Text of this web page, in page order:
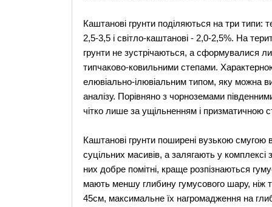
Каштанові грунти поділяються на три типи:
2,5-3,5 і світло-каштанові - 2,0-2,5%. На
грунти не зустрічаються, а сформувалися
типчаково-ковильними степами.
елювіально-ілювіальним типом, яку можна
аналізу. Порівняно з чорноземами
чітко лише за ущільненням і призматичною
Каштанові грунти поширені вузькою
суцільних масивів, а залягають у
них добре помітні, краще розпізнаються
мають меншу глибину гумусового шару, ніж
45см, максимальне їх нагромадження на